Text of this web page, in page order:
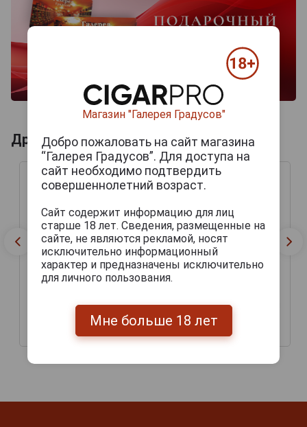
Другие продукты бренда GRUPO DAMM
Bock Damm Пиво Бок
Дамм 0.25л
110 руб.
AK Damm Пиво АК Дамм
0.33л
175 руб.
Магазин "Галерея Градусов"
Добро пожаловать на сайт магазина
“Галерея Градусов”. Для доступа на
сайт необходимо подтвердить
совершеннолетний возраст.
Сайт содержит информацию для лиц
старше 18 лет. Сведения, размещенные на
сайте, не являются рекламой, носят
исключительно информационный
характер и предназначены исключительно
для личного пользования.
Мне больше 18 лет